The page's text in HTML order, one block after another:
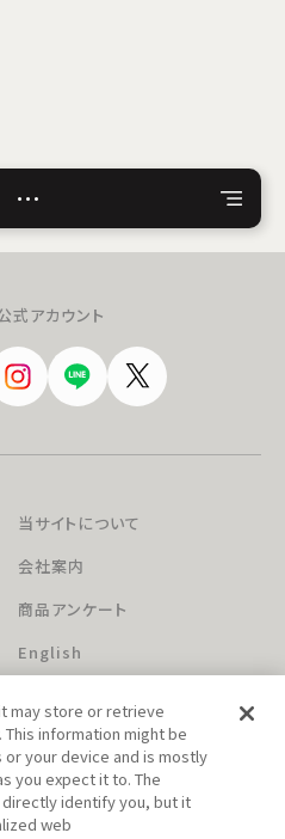
…
アカウント
当サイトについて
会社案内
商品アンケート
English
may store or retrieve
information might be
your device and is mostly
you expect it to. The
identify you, but it
web